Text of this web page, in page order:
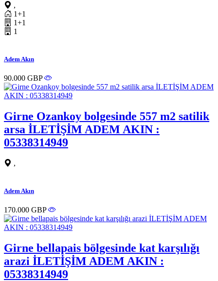
,
1+1
1+1
1
Adem Akın
90.000 GBP
Girne Ozankoy bolgesinde 557 m2 satilik
arsa İLETİŞİM ADEM AKIN :
05338314949
,
Adem Akın
170.000 GBP
Girne bellapais bölgesinde kat karşılığı
arazi İLETİŞİM ADEM AKIN :
05338314949